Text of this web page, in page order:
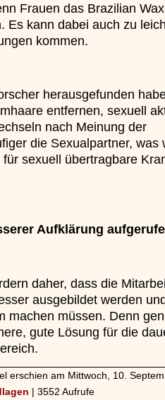
Frauen das Brazilian
Es kann dabei auch zu
kommen.
herausgefunden
entfernen, sexuell
nach Meinung der
die Sexualpartner, was
sexuell übertragbare
Aufklärung
daher, dass die
ausgebildet werden
machen müssen. Denn
gute Lösung für die
erschien am Mittwoch, 10.
| 3552 Aufrufe